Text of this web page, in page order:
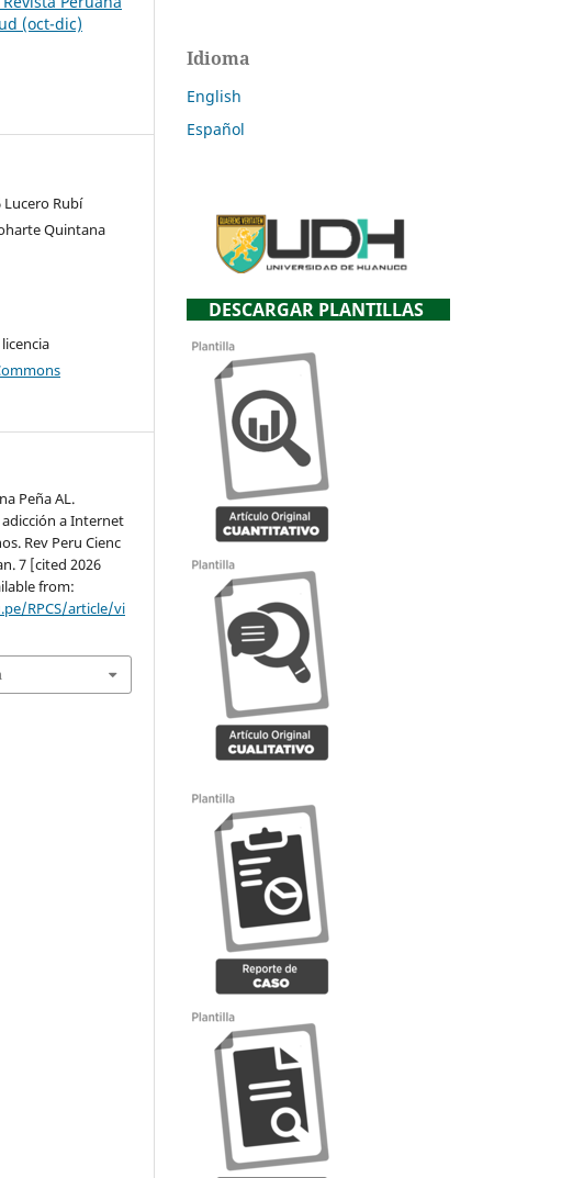
(oct-dic)
Lucero Rubí
Quintana
Peña AL.
a Internet
Rev Peru Cienc
7 [cited 2026
from:
RPCS/article/vi
Idioma
English
Español
DESCARGAR PLANTILLAS